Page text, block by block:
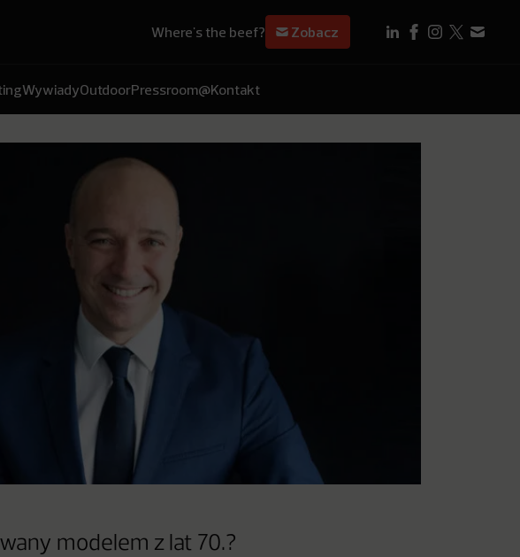
Where's the beef? Zobacz
WywiadyOutdoorPressroom@Kontakt
modelem z lat 70.?